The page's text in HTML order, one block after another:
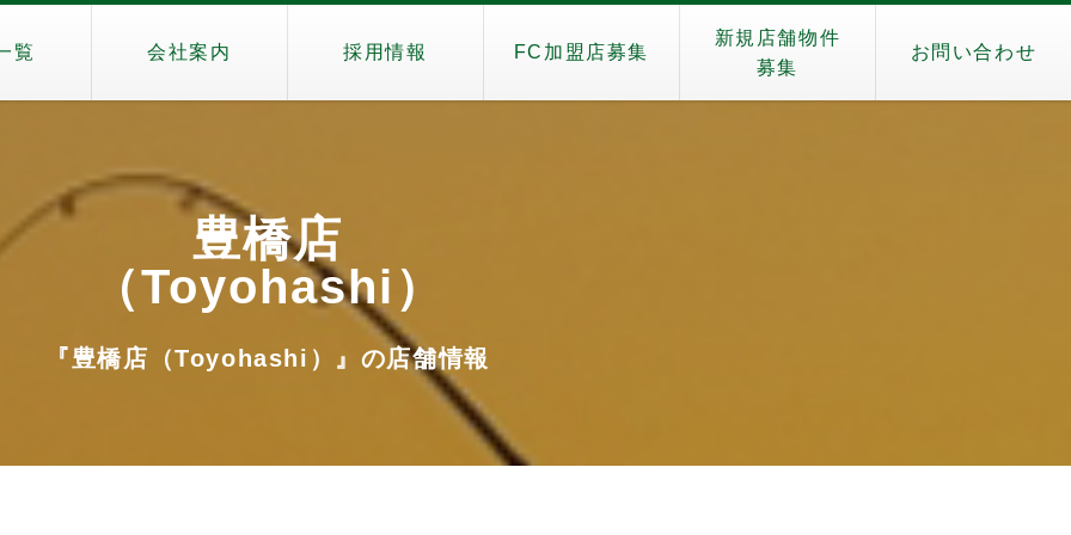
覧 会社案内 採用情報 FC加盟店募集
新規店舗物件
募集
お問い合わせ
豊橋店
（Toyohashi）
『豊橋店（Toyohashi）』の店舗情報